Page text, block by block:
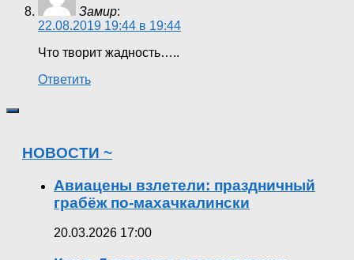
Замир:
22.08.2019 19:44 в 19:44
Что творит жадность…..
Ответить
НОВОСТИ ~
Авиацены взлетели: праздничный
грабёж по-махачкалински
20.03.2026 17:00